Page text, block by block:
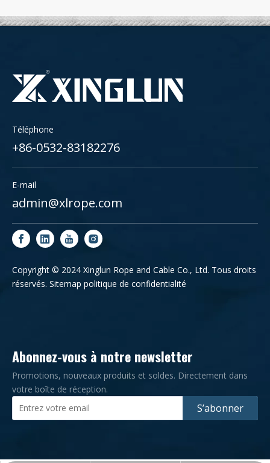
Téléphone
+86-0532-83182276
E-mail
admin@xlrope.com
Copyright © 2024 Xinglun Rope and Cable Co., Ltd. Tous droits
réservés. Sitemap politique de confidentialité
Abonnez-vous à notre newsletter
Promotions, nouveaux produits et soldes. Directement dans
votre boîte de réception.
S’abonner